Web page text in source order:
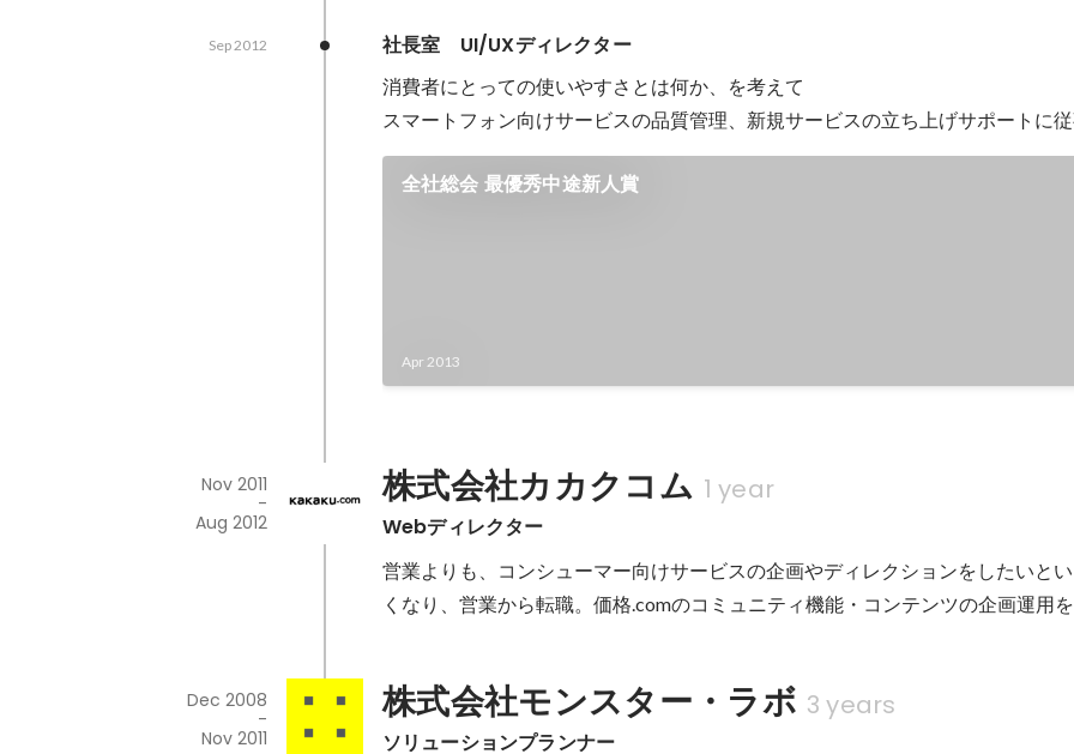
社長室　UI/UXディレクター
Sep 2012
消費者にとっての使いやすさとは何か、を考えて
スマートフォン向けサービスの品質管理、新規サービスの立ち上げサポートに
全社総会 最優秀中途新人賞
Apr 2013
株式会社カカクコム 1 year
Webディレクター
Nov 2011
-
Aug 2012
営業よりも、コンシューマー向けサービスの企画やディレクションをしたいと
くなり、営業から転職。価格.comのコミュニティ機能・コンテンツの企画運用
株式会社モンスター・ラボ 3 years
ソリューションプランナー
Dec 2008
-
Nov 2011